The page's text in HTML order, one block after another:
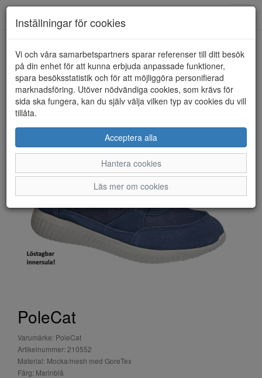
HEM POLECAT
PoleCat
Varumärke: PoleCat
Artikelnummer: 210552
Material: Mocka/mesh med GoreTex
Färg: Marinblå
Inställningar för cookies
Vi och våra samarbetspartners sparar referenser till ditt besök
på din enhet för att kunna erbjuda anpassade funktioner,
spara besöksstatistik och för att möjliggöra personifierad
marknadsföring. Utöver nödvändiga cookies, som krävs för
sida ska fungera, kan du själv välja vilken typ av cookies du vill
tillåta.
Acceptera alla
Hantera cookies
Läs mer om cookies